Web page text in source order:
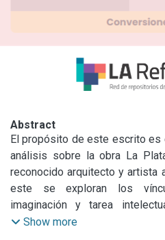
Abstract
El propósito de este escrito es
análisis sobre la obra La
reconocido arquitecto y artista
este se exploran los
imaginación y tarea
ciudades y de los fenómenos
Show more